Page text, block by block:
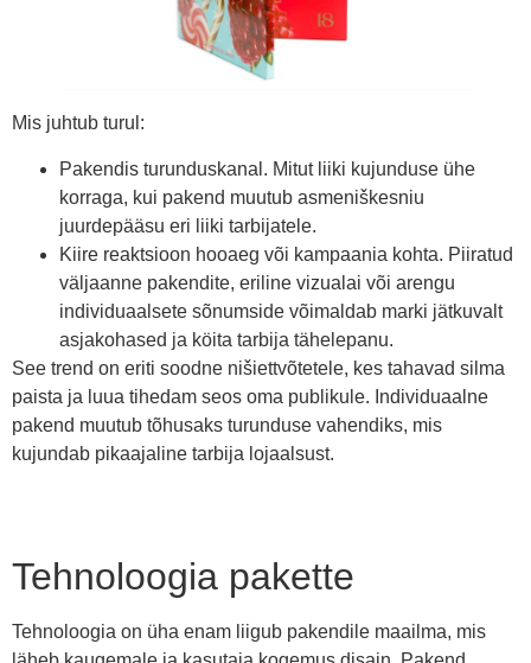
Mis juhtub turul:
Pakendis turunduskanal. Mitut liiki kujunduse ühe
korraga, kui pakend muutub asmeniškesniu
juurdepääsu eri liiki tarbijatele.
Kiire reaktsioon hooaeg või kampaania kohta. Piiratud
väljaanne pakendite, eriline vizualai või arengu
individuaalsete sõnumside võimaldab marki jätkuvalt
asjakohased ja köita tarbija tähelepanu.
See trend on eriti soodne nišiettvõtetele, kes tahavad silma
paista ja luua tihedam seos oma publikule. Individuaalne
pakend muutub tõhusaks turunduse vahendiks, mis
kujundab pikaajaline tarbija lojaalsust.
Tehnoloogia pakette
Tehnoloogia on üha enam liigub pakendile maailma, mis